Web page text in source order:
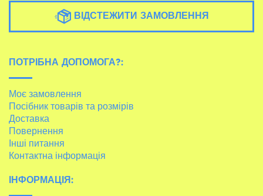
ВІДСТЕЖИТИ ЗАМОВЛЕННЯ
ПОТРІБНА ДОПОМОГА?:
Моє замовлення
Посібник товарів та розмірів
Доставка
Повернення
Інші питання
Контактна інформація
ІНФОРМАЦІЯ: